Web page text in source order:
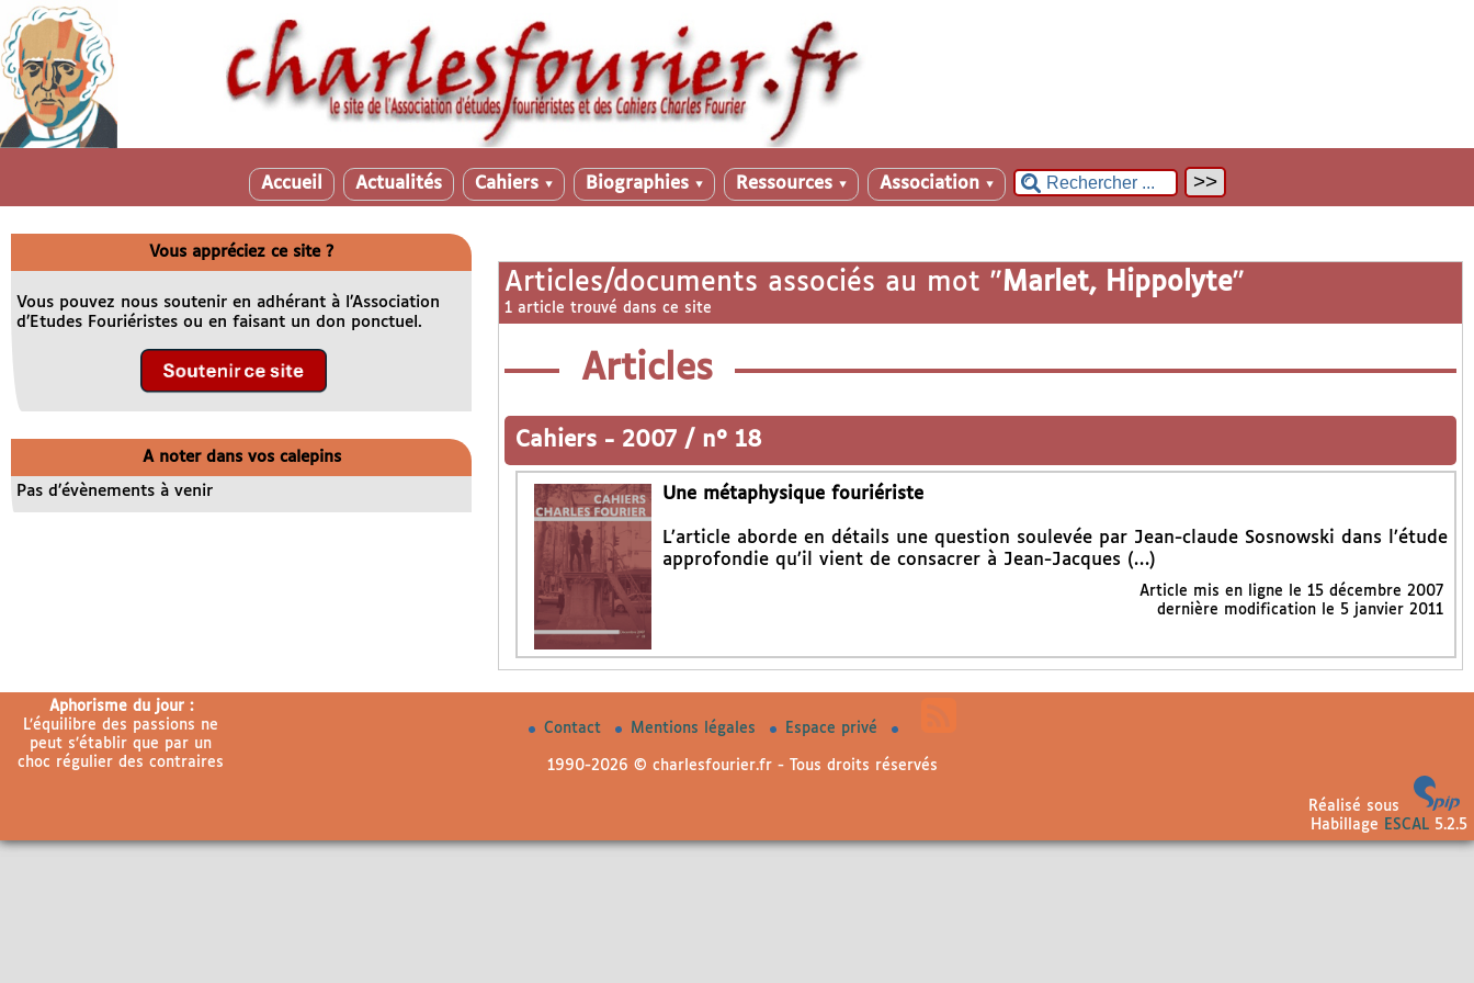
Accueil Actualités Cahiers ▼ Biographies ▼ Ressources ▼ Association ▼
Articles/documents associés au mot "Marlet, Hippolyte"
1 article trouvé dans ce site
Articles
Cahiers - 2007 / n° 18
Une métaphysique fouriériste
L’article aborde en détails une question soulevée par Jean-claude Sosnowski dans l’étude
approfondie qu’il vient de consacrer à Jean-Jacques (…)
Article mis en ligne le 15 décembre 2007
dernière modification le 5 janvier 2011
Vous appréciez ce site ?
Vous pouvez nous soutenir en adhérant à l’Association
d’Etudes Fouriéristes ou en faisant un don ponctuel.
A noter dans vos calepins
Pas d’évènements à venir
Aphorisme du jour :
L’équilibre des passions ne
peut s’établir que par un
choc régulier des contraires
Contact Mentions légales Espace privé
1990-2026 © charlesfourier.fr - Tous droits réservés
Réalisé sous
Habillage
ESCAL5.2.5